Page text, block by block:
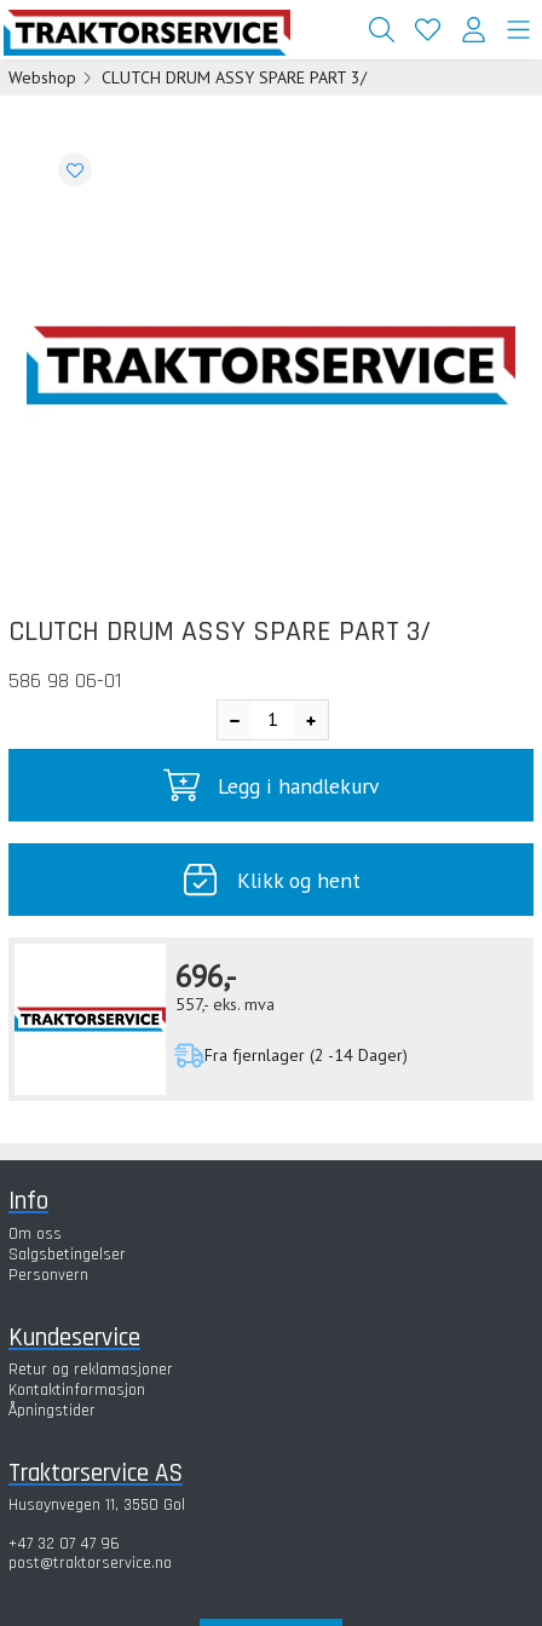
Webshop CLUTCH DRUM ASSY SPARE PART 3/
CLUTCH DRUM ASSY SPARE PART 3/
586 98 06-01
Legg i handlekurv
Klikk og hent
696,-
557,- eks. mva
Fra fjernlager (2 -14 Dager)
Info
Om oss
Salgsbetingelser
Personvern
Kundeservice
Retur og reklamasjoner
Kontaktinformasjon
Åpningstider
Traktorservice AS
Husøynvegen 11, 3550 Gol
+47 32 07 47 96
post@traktorservice.no